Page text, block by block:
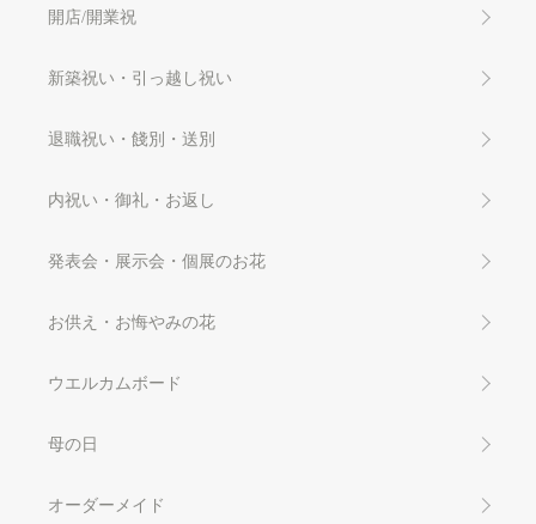
開店/開業祝
新築祝い・引っ越し祝い
退職祝い・餞別・送別
内祝い・御礼・お返し
発表会・展示会・個展のお花
お供え・お悔やみの花
ウエルカムボード
母の日
オーダーメイド